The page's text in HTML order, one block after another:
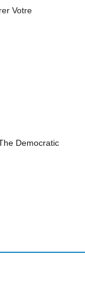
Votre
Democratic